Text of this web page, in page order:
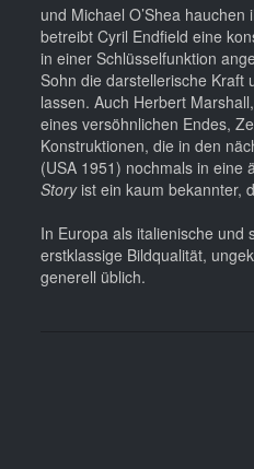
und Michael O’Shea
betreibt Cyril Endfield eine
in einer Schlüsselfunktion
Sohn die darstellerische Kraft
lassen. Auch Herbert
eines versöhnlichen Endes,
Konstruktionen, die in den
(USA 1951) nochmals in eine
Storyist ein kaum bekannter,
In Europa als italienische und
erstklassige Bildqualität,
generell üblich.